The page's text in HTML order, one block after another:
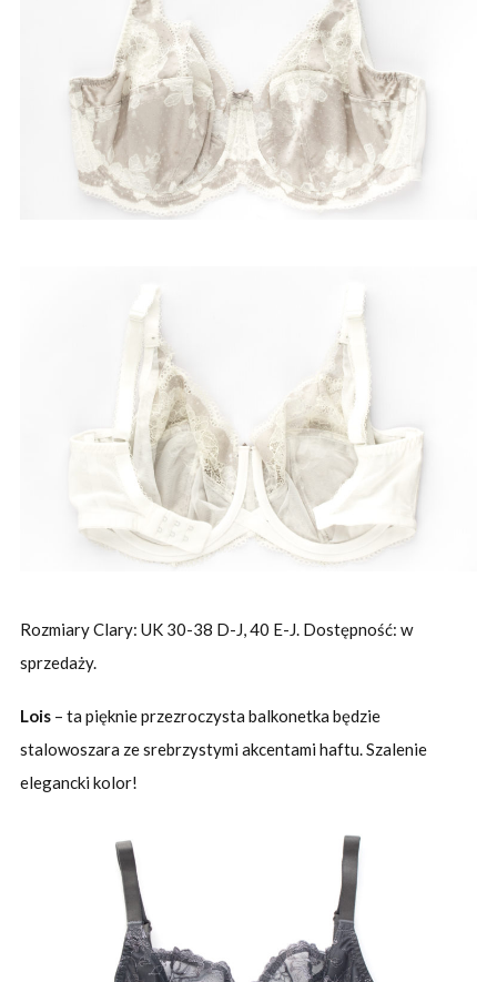
Rozmiary Clary: UK 30-38 D-J, 40 E-J. Dostępność: w
sprzedaży.
Lois– ta pięknie przezroczysta balkonetka będzie
stalowoszara ze srebrzystymi akcentami haftu. Szalenie
elegancki kolor!